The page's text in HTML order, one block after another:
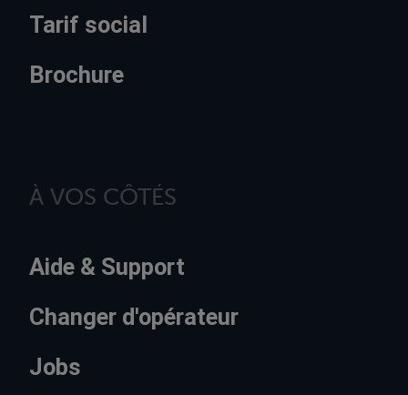
Tarif social
Brochure
À VOS CÔTÉS
Aide & Support
Changer d'opérateur
Jobs